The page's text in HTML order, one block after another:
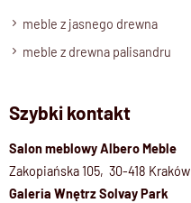
meble z jasnego drewna
meble z drewna palisandru
Szybki kontakt
Salon meblowy Albero Meble
Zakopiańska 105, 30-418 Kraków
Galeria Wnętrz Solvay Park